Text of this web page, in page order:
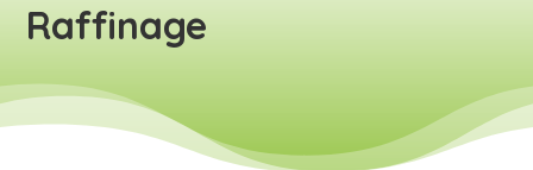
Raffinage